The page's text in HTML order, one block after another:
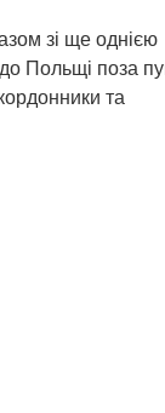
зі ще однією
Польщі поза
та